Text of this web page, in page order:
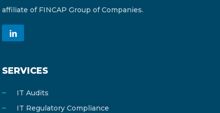
affiliate of FINCAP Group of Companies.
SERVICES
IT Audits
IT Regulatory Compliance